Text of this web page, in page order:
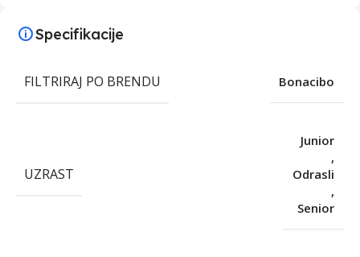
Specifikacije
FILTRIRAJ PO BRENDU Bonacibo
UZRAST
Junior
,
Odrasli
,
Senior